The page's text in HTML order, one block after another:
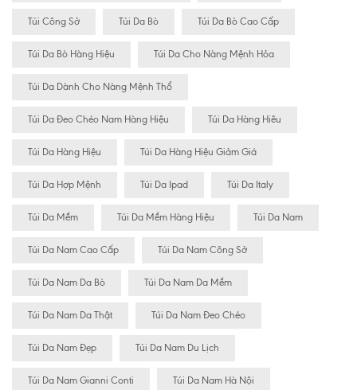
Túi Công Sở Túi Da Bò Túi Da Bò Cao Cấp
Túi Da Bò Hàng Hiệu Túi Da Cho Nàng Mệnh Hỏa
Túi Da Dành Cho Nàng Mệnh Thổ
Túi Da Đeo Chéo Nam Hàng Hiệu Túi Da Hàng Hiêu
Túi Da Hàng Hiệu Túi Da Hàng Hiệu Giảm Giá
Túi Da Hợp Mệnh Túi Da Ipad Túi Da Italy
Túi Da Mềm Túi Da Mềm Hàng Hiệu Túi Da Nam
Túi Da Nam Cao Cấp Túi Da Nam Công Sở
Túi Da Nam Da Bò Túi Da Nam Da Mềm
Túi Da Nam Da Thật Túi Da Nam Đeo Chéo
Túi Da Nam Đẹp Túi Da Nam Du Lịch
Túi Da Nam Gianni Conti Túi Da Nam Hà Nội